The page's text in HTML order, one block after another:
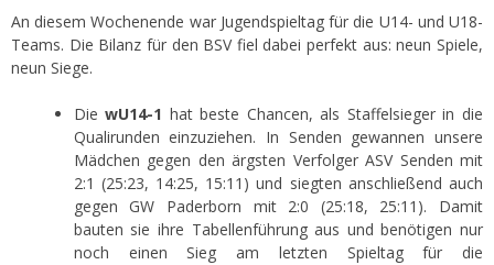
An diesem Wochenende war Jugendspieltag für die U14- und U18-
Teams. Die Bilanz für den BSV fiel dabei perfekt aus: neun Spiele,
neun Siege.
DiewU14-1 hat beste Chancen, als Staffelsieger in die
Qualirunden einzuziehen. In Senden gewannen unsere
Mädchen gegen den ärgsten Verfolger ASV Senden mit
2:1 (25:23, 14:25, 15:11) und siegten anschließend auch
gegen GW Paderborn mit 2:0 (25:18, 25:11). Damit
bauten sie ihre Tabellenführung aus und benötigen nur
noch einen Sieg am letzten Spieltag für die